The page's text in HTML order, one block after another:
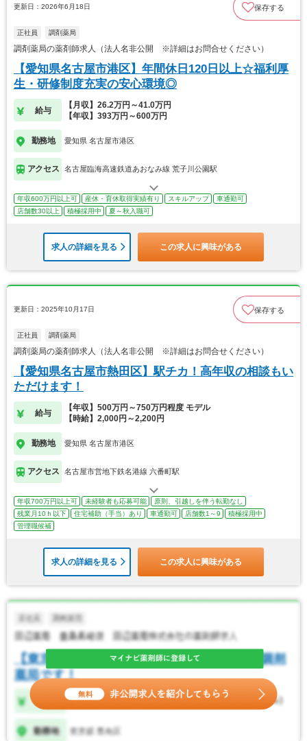
更新日：2026年6月18日 保存する
正社員 調剤薬局
調剤薬局の薬剤師求人（法人名非公開 ※詳細はお問合せください）
【愛知県名古屋市港区】年間休日120日以上☆福利厚
生・研修制度充実の安心環境◎
給与
【月収】26.2万円～41.0万円
【年収】393万円～600万円
勤務地 愛知県 名古屋市港区
アクセス 名古屋臨海高速鉄道あおなみ線 荒子川公園駅
年収600万円以上可 産休・育休取得実績有り スキルアップ
車通勤可
店舗数30以上
積極採用中 夏～秋入職可
求人の詳細を見る この求人に興味がある
更新日：2025年10月17日 保存する
正社員 調剤薬局
調剤薬局の薬剤師求人（法人名非公開 ※詳細はお問合せください）
【愛知県名古屋市熱田区】駅チカ！高年収の相談もい
ただけます！
給与
【年収】500万円～750万円程度 モデル
【時給】2,000円～2,200円
勤務地 愛知県 名古屋市港区
アクセス 名古屋市営地下鉄名港線 六番町駅
年収700万円以上可 未経験者も応募可能
原則、引越しを伴う転勤なし
残業月10ｈ以下
住宅補助（手当）あり 車通勤可 店舗数1～9
積極採用中
管理職候補
求人の詳細を見る この求人に興味がある